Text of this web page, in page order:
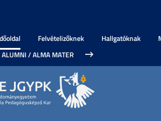
Felvételizőknek Hallgatóknak
ALUMNI / ALMA MATER